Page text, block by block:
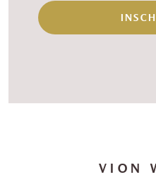
VION